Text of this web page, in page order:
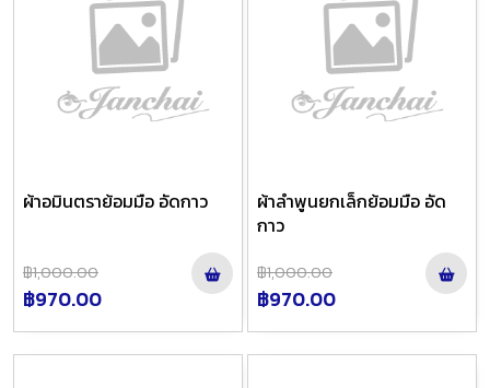
ผ้าอมินตราย้อมมือ อัดกาว
฿1,000.00
฿970.00
ผ้าลำพูนยกเล็กย้อมมือ อัด
กาว
฿1,000.00
฿970.00